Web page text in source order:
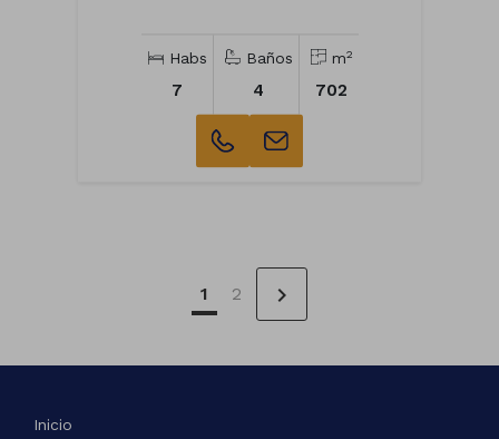
Habs
7
Baños
4
m2
702
1 2 chevron_right
Inicio